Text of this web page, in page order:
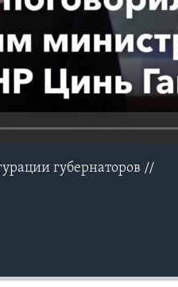
губернаторов //